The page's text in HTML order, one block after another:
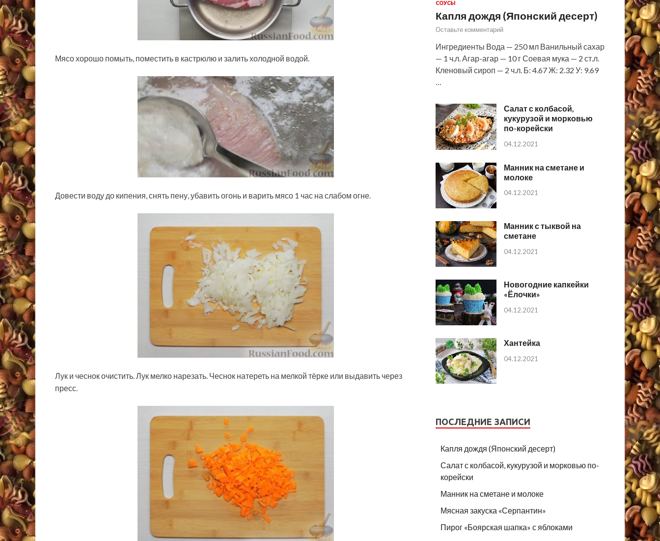
Мясо хорошо помыть, поместить в кастрюлю и залить холодной водой.
Довести воду до кипения, снять пену, убавить огонь и варить мясо 1 час на слабом огне.
Лук и чеснок очистить. Лук мелко нарезать. Чеснок натереть на мелкой тёрке или выдавить через
пресс.
СОУСЫ
Капля дождя (Японский десерт)
Оставьте комментарий
Ингредиенты Вода — 250 мл Ванильный сахар
— 1 ч.л. Агар-агар — 10 г Соевая мука — 2 ст.л.
Кленовый сироп — 2 ч.л. Б: 4.67 Ж: 2.32 У: 9.69
…
Салат с колбасой,
кукурузой и морковью
по-корейски
04.12.2021
Манник на сметане и
молоке
04.12.2021
Манник с тыквой на
сметане
04.12.2021
Новогодние капкейки
«Ёлочки»
04.12.2021
Хантейка
04.12.2021
ПОСЛЕДНИЕ ЗАПИСИ
Капля дождя (Японский десерт)
Салат с колбасой, кукурузой и морковью по-
корейски
Манник на сметане и молоке
Мясная закуска «Серпантин»
Пирог «Боярская шапка» с яблоками